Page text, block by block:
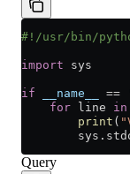
#!/usr/bin/
import sys
if __name__ ==
    for
line in
        print
(
Query